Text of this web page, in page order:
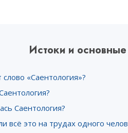
Истоки и
«Саентология»?
Саентология?
всё это на трудах одного